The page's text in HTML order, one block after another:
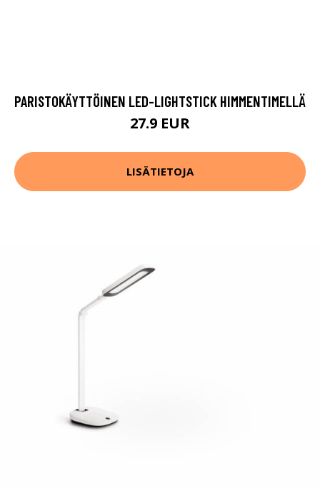
PARISTOKÄYTTÖINEN LED-LIGHTSTICK HIMMENTIMELLÄ
27.9 EUR
LISÄTIETOJA